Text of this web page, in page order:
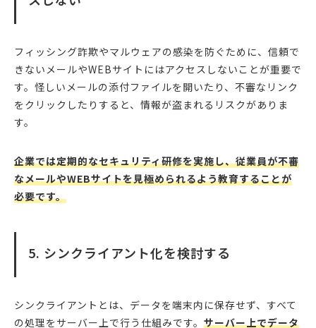
フィッシング詐欺やマルウェアの感染を防ぐために、信頼で
きないメールやWEBサイトにはアクセスしないことが重要で
す。怪しいメールの添付ファイルを開いたり、不審なリンク
をクリックしたりすると、情報が盗まれるリスクがありま
す。
企業では定期的なセキュリティ研修を実施し、従業員が不審
なメールやWEBサイトを見極められるよう教育することが
必要です。
5. シンクライアント化を検討する
シンクライアントとは、データを端末内に保存せず、すべて
の処理をサーバー上で行う仕組みです。 サーバー上でデータ